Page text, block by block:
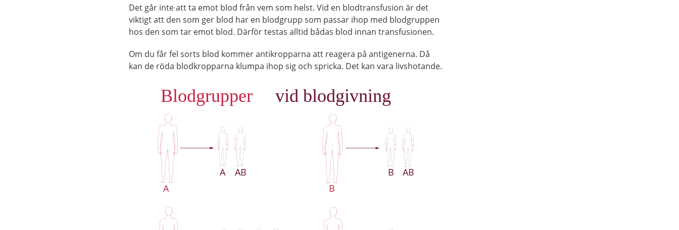
Det går inte att ta emot blod från vem som helst. Vid en blodtransfusion är det
viktigt att den som ger blod har en blodgrupp som passar ihop med blodgruppen
hos den som tar emot blod. Därför testas alltid bådas blod innan transfusionen.
Om du får fel sorts blod kommer antikropparna att reagera på antigenerna. Då
kan de röda blodkropparna klumpa ihop sig och spricka. Det kan vara livshotande.